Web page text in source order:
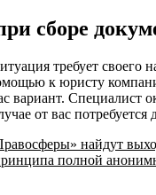
сборе
требует своего
к юристу
вариант. Специалист
от вас
найдут
полной